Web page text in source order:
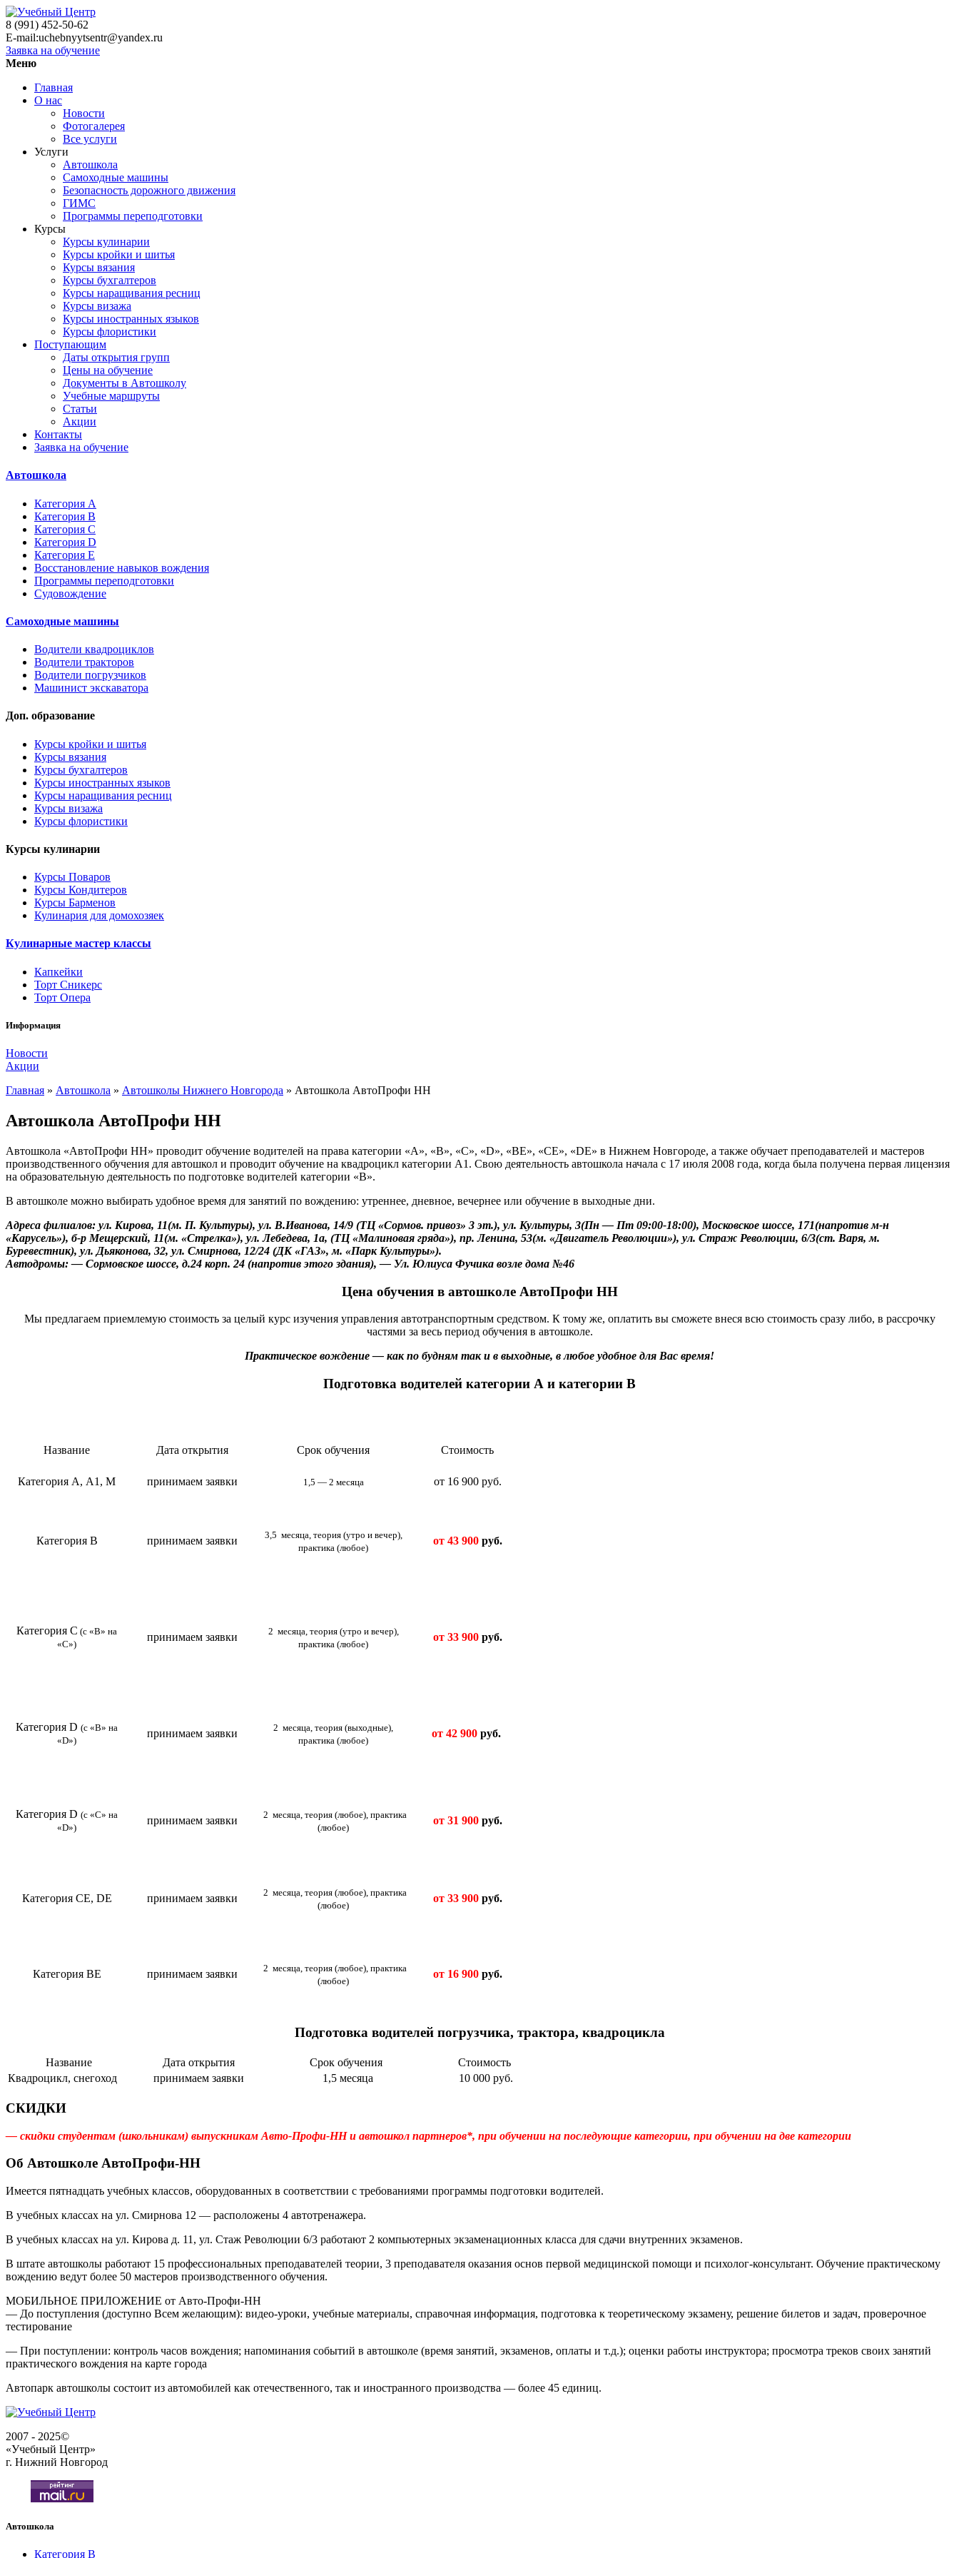
8 (991) 452-50-62
E-mail:uchebnyytsentr@yandex.ru
Заявка на обучение
Меню
Главная
О нас
Новости
Фотогалерея
Все услуги
Услуги
Автошкола
Самоходные машины
Безопасность дорожного движения
ГИМС
Программы переподготовки
Курсы
Курсы кулинарии
Курсы кройки и шитья
Курсы вязания
Курсы бухгалтеров
Курсы наращивания ресниц
Курсы визажа
Курсы иностранных языков
Курсы флористики
Поступающим
Даты открытия групп
Цены на обучение
Документы в Автошколу
Учебные маршруты
Статьи
Акции
Контакты
Заявка на обучение
Автошкола
Категория A
Категория B
Категория C
Категория D
Категория E
Восстановление навыков вождения
Программы переподготовки
Судовождение
Самоходные машины
Водители квадроциклов
Водители тракторов
Водители погрузчиков
Машинист экскаватора
Доп. образование
Курсы кройки и шитья
Курсы вязания
Курсы бухгалтеров
Курсы иностранных языков
Курсы наращивания ресниц
Курсы визажа
Курсы флористики
Курсы кулинарии
Курсы Поваров
Курсы Кондитеров
Курсы Барменов
Кулинария для домохозяек
Кулинарные мастер классы
Капкейки
Торт Сникерс
Торт Опера
Информация
Новости
Акции
Главная » Автошкола » Автошколы Нижнего Новгорода » Автошкола АвтоПрофи НН
Автошкола АвтоПрофи НН
Автошкола «АвтоПрофи НН» проводит обучение водителей на права категории «А», «В», «С», «D», «ВЕ», «СЕ», «DE» в Нижнем Новгороде, а также обучает преподавателей и мастеров
производственного обучения для автошкол и проводит обучение на квадроцикл категории А1. Свою деятельность автошкола начала с 17 июля 2008 года, когда была получена первая лицензия
на образовательную деятельность по подготовке водителей категории «В».
В автошколе можно выбирать удобное время для занятий по вождению: утреннее, дневное, вечернее или обучение в выходные дни.
Адреса филиалов: ул. Кирова, 11(м. П. Культуры), ул. В.Иванова, 14/9 (ТЦ «Сормов. привоз» 3 эт.), ул. Культуры, 3(Пн — Пт 09:00-18:00), Московское шоссе, 171(напротив м-н
«Карусель»), б-р Мещерский, 11(м. «Стрелка»), ул. Лебедева, 1а, (ТЦ «Малиновая гряда»), пр. Ленина, 53(м. «Двигатель Революции»), ул. Страж Революции, 6/3(ст. Варя, м.
Буревестник), ул. Дьяконова, 32, ул. Смирнова, 12/24 (ДК «ГАЗ», м. «Парк Культуры»).
Автодромы: — Сормовское шоссе, д.24 корп. 24 (напротив этого здания), — Ул. Юлиуса Фучика возле дома №46
Цена обучения в автошколе АвтоПрофи НН
Мы предлагаем приемлемую стоимость за целый курс изучения управления автотранспортным средством. К тому же, оплатить вы сможете внеся всю стоимость сразу либо, в рассрочку
частями за весь период обучения в автошколе.
Практическое вождение — как по будням так и в выходные, в любое удобное для Вас время!
Подготовка водителей категории А и категории В
Название Дата открытия Срок обучения Стоимость
Категория А, А1, М принимаем заявки 1,5 — 2 месяца от 16 900 руб.
Категория В принимаем заявки
3,5 месяца, теория (утро и вечер),
практика (любое)
от 43 900 руб.
Категория С (с «В» на
«С»)
принимаем заявки
2 месяца, теория (утро и вечер),
практика (любое)
от 33 900 руб.
Категория D (с «В» на
«D»)
принимаем заявки
2 месяца, теория (выходные),
практика (любое)
от 42 900 руб.
Категория D (с «C» на
«D»)
принимаем заявки
2 месяца, теория (любое), практика
(любое)
от 31 900 руб.
Категория CE, DE принимаем заявки
2 месяца, теория (любое), практика
(любое)
от 33 900 руб.
Категория ВЕ принимаем заявки
2 месяца, теория (любое), практика
(любое)
от 16 900 руб.
Подготовка водителей погрузчика, трактора, квадроцикла
Название Дата открытия Срок обучения
Стоимость
Квадроцикл, снегоход
принимаем заявки 1,5 месяца 10 000 руб.
СКИДКИ
— скидки студентам (школьникам) выпускникам Авто-Профи-НН и автошкол партнеров*, при обучении на последующие категории, при обучении на две категории
Об Автошколе АвтоПрофи-НН
Имеется пятнадцать учебных классов, оборудованных в соответствии с требованиями программы подготовки водителей.
В учебных классах на ул. Смирнова 12 — расположены 4 автотренажера.
В учебных классах на ул. Кирова д. 11, ул. Стаж Революции 6/3 работают 2 компьютерных экзаменационных класса для сдачи внутренних экзаменов.
В штате автошколы работают 15 профессиональных преподавателей теории, 3 преподавателя оказания основ первой медицинской помощи и психолог-консультант. Обучение практическому
вождению ведут более 50 мастеров производственного обучения.
МОБИЛЬНОЕ ПРИЛОЖЕНИЕ от Авто-Профи-НН
— До поступления (доступно Всем желающим): видео-уроки, учебные материалы, справочная информация, подготовка к теоретическому экзамену, решение билетов и задач, проверочное
тестирование
— При поступлении: контроль часов вождения; напоминания событий в автошколе (время занятий, экзаменов, оплаты и т.д.); оценки работы инструктора; просмотра треков своих занятий
практического вождения на карте города
Автопарк автошколы состоит из автомобилей как отечественного, так и иностранного производства — более 45 единиц.
2007 - 2025©
«Учебный Центр»
г. Нижний Новгород
Автошкола
Категория B